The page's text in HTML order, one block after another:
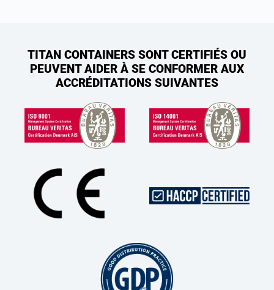
TITAN CONTAINERS SONT CERTIFIÉS OU
PEUVENT AIDER À SE CONFORMER AUX
ACCRÉDITATIONS SUIVANTES